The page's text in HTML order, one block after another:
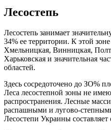
Лесостепь
Лесостепь занимает
34% ее территории. К этой
Хмельницкая, Винницкая,
Харьковская и значительная
областей.
Здесь сосредоточено до ЗО%
Леса лесостепной зоны не
распространения. Лесные
распашными и лугово-
Лесостепи Украины составляет